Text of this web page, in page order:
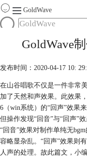
GoldWave
购买
GoldWave
发布时间：2020-04-17 10:
在山谷唱歌不仅是一件非常
加了天然和声效果。此效果
6（win系统）的“回声”效果
但操作发现“回音”与“回声”
“回音”效果对制作单纯无
容略显杂乱。“回声”效果则
人声的处理。故此篇文，小